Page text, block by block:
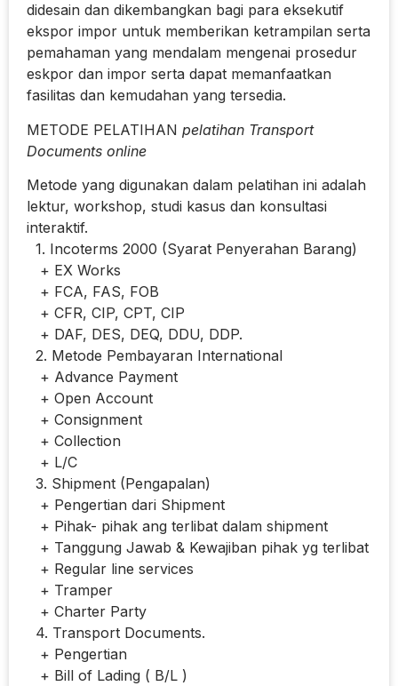
didesain dan dikembangkan bagi para eksekutif
ekspor impor untuk memberikan ketrampilan serta
pemahaman yang mendalam mengenai prosedur
eskpor dan impor serta dapat memanfaatkan
fasilitas dan kemudahan yang tersedia.
METODE PELATIHAN pelatihan Transport
Documents online
Metode yang digunakan dalam pelatihan ini adalah
lektur, workshop, studi kasus dan konsultasi
interaktif.
1. Incoterms 2000 (Syarat Penyerahan Barang)
+ EX Works
+ FCA, FAS, FOB
+ CFR, CIP, CPT, CIP
+ DAF, DES, DEQ, DDU, DDP.
2. Metode Pembayaran International
+ Advance Payment
+ Open Account
+ Consignment
+ Collection
+ L/C
3. Shipment (Pengapalan)
+ Pengertian dari Shipment
+ Pihak- pihak ang terlibat dalam shipment
+ Tanggung Jawab & Kewajiban pihak yg terlibat
+ Regular line services
+ Tramper
+ Charter Party
4. Transport Documents.
+ Pengertian
+ Bill of Lading ( B/L )